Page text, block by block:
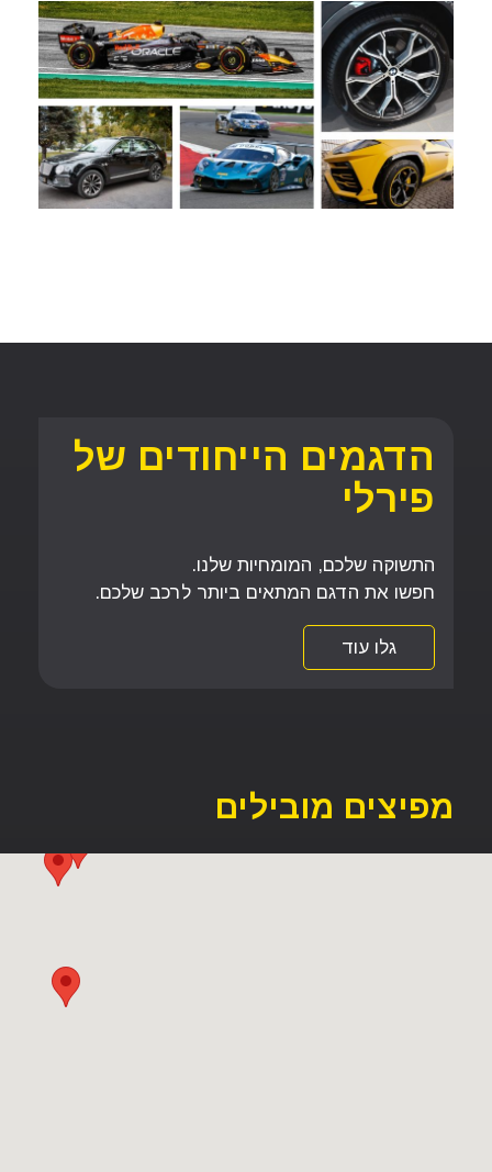
הדגמים הייחודים של
פירלי
התשוקה שלכם, המומחיות שלנו.
חפשו את הדגם המתאים ביותר לרכב שלכם.
גלו עוד
מפיצים מובילים